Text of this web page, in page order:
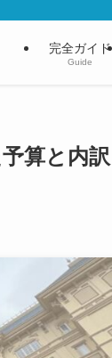
完全ガイド
Guide
算と内訳